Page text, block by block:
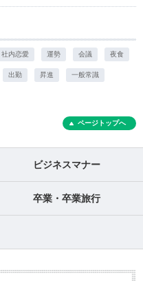
社内恋愛 運勢 会議 夜食
出勤 昇進 一般常識
ページトップへ
ビジネスマナー
卒業・卒業旅行